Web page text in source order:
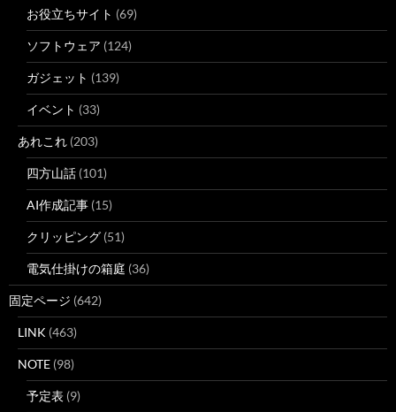
お役立ちサイト (69)
ソフトウェア (124)
ガジェット (139)
イベント (33)
あれこれ (203)
四方山話 (101)
AI作成記事 (15)
クリッピング (51)
電気仕掛けの箱庭 (36)
固定ページ (642)
LINK (463)
NOTE (98)
予定表 (9)